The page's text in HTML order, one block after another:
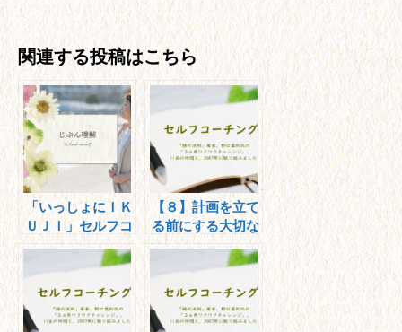
関連する投稿はこちら
「いっしょにＩＫ
ＵＪＩ」セルフコ
ーチング企画
【８】計画を立て
る前にする大切な
ことは？